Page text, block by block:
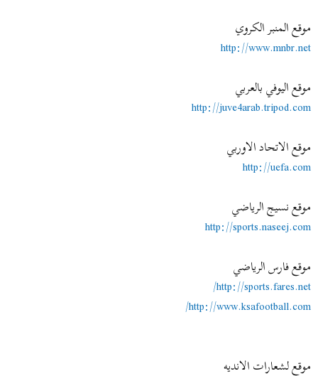
موقع المنبر الكروي
http://www.mnbr.net
موقع اليوفي بالعربي
http://juve4arab.tripod.com
موقع الاتحاد الاوربي
http://uefa.com
موقع نسيج الرياضي
http://sports.naseej.com
موقع فارس الرياضي
http://sports.fares.net/
http://www.ksafootball.com/
موقع لشعارات الانديه